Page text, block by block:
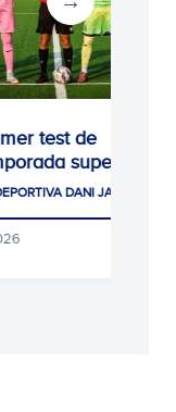
0-1: Victoria
cogiendo
CIUDAD